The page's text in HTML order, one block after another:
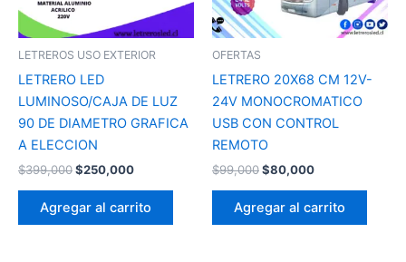
LETREROS USO EXTERIOR
LETRERO LED
LUMINOSO/CAJA DE LUZ
90 DE DIAMETRO GRAFICA
A ELECCION
$399,000$250,000
Agregar al carrito
OFERTAS
LETRERO 20X68 CM 12V-
24V MONOCROMATICO
USB CON CONTROL
REMOTO
$99,000$80,000
Agregar al carrito